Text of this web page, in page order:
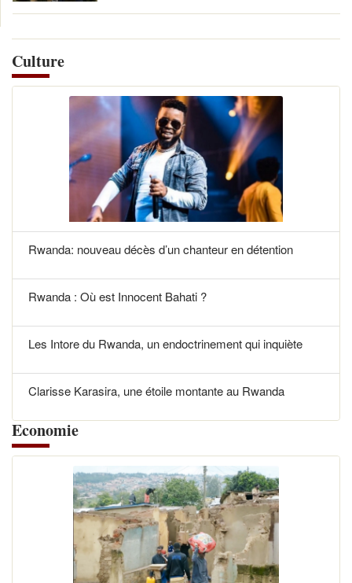
Culture
Rwanda: nouveau décès d’un chanteur en détention
Rwanda : Où est Innocent Bahati ?
Les Intore du Rwanda, un endoctrinement qui inquiète
Clarisse Karasira, une étoile montante au Rwanda
Economie